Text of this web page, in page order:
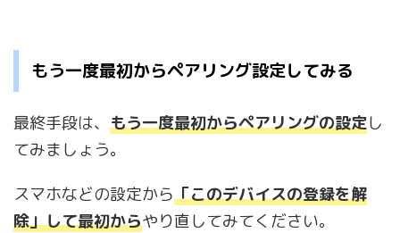
もう一度最初からペアリング設定してみる
最終手段は、 もう一度最初からペアリングの設定し
てみましょう。
スマホなどの設定から「このデバイスの登録を解
除」して最初からやり直してみてください。